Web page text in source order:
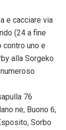
e cacciare via
(24 a fine
contro uno e
alla Sorgeko
76
ne, Buono 6,
Sorbo